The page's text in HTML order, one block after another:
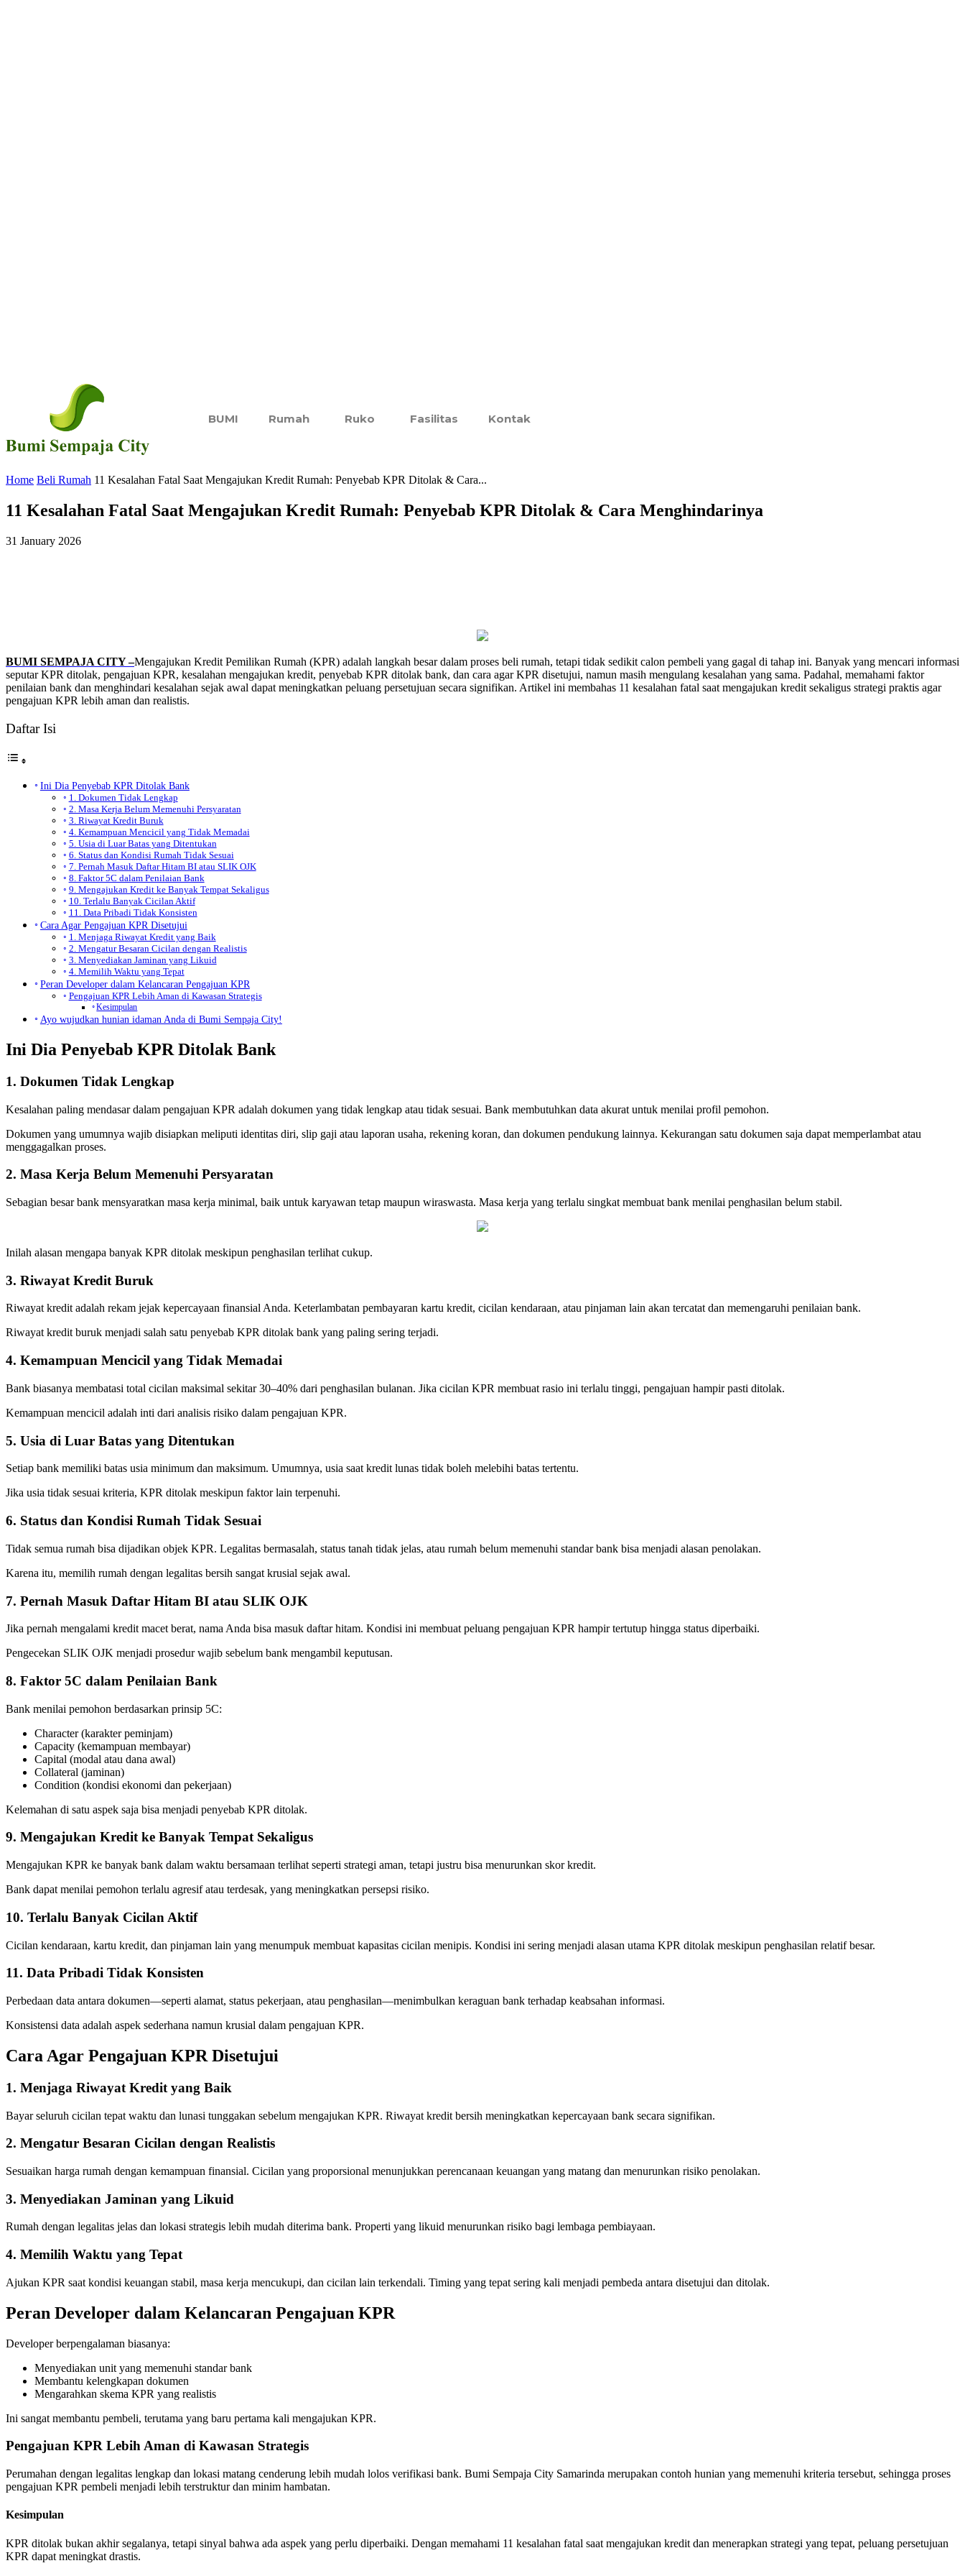
BUMI Rumah Ruko Fasilitas Kontak
Home Beli Rumah 11 Kesalahan Fatal Saat Mengajukan Kredit Rumah: Penyebab KPR Ditolak & Cara...
11 Kesalahan Fatal Saat Mengajukan Kredit Rumah: Penyebab KPR Ditolak & Cara Menghindarinya
31 January 2026
BUMI SEMPAJA CITY –Mengajukan Kredit Pemilikan Rumah (KPR) adalah langkah besar dalam proses beli rumah, tetapi tidak sedikit calon pembeli yang gagal di tahap ini. Banyak yang mencari informasi
seputar KPR ditolak, pengajuan KPR, kesalahan mengajukan kredit, penyebab KPR ditolak bank, dan cara agar KPR disetujui, namun masih mengulang kesalahan yang sama. Padahal, memahami faktor
penilaian bank dan menghindari kesalahan sejak awal dapat meningkatkan peluang persetujuan secara signifikan. Artikel ini membahas 11 kesalahan fatal saat mengajukan kredit sekaligus strategi praktis agar
pengajuan KPR lebih aman dan realistis.
Daftar Isi
Ini Dia Penyebab KPR Ditolak Bank
1. Dokumen Tidak Lengkap
2. Masa Kerja Belum Memenuhi Persyaratan
3. Riwayat Kredit Buruk
4. Kemampuan Mencicil yang Tidak Memadai
5. Usia di Luar Batas yang Ditentukan
6. Status dan Kondisi Rumah Tidak Sesuai
7. Pernah Masuk Daftar Hitam BI atau SLIK OJK
8. Faktor 5C dalam Penilaian Bank
9. Mengajukan Kredit ke Banyak Tempat Sekaligus
10. Terlalu Banyak Cicilan Aktif
11. Data Pribadi Tidak Konsisten
Cara Agar Pengajuan KPR Disetujui
1. Menjaga Riwayat Kredit yang Baik
2. Mengatur Besaran Cicilan dengan Realistis
3. Menyediakan Jaminan yang Likuid
4. Memilih Waktu yang Tepat
Peran Developer dalam Kelancaran Pengajuan KPR
Pengajuan KPR Lebih Aman di Kawasan Strategis
Kesimpulan
Ayo wujudkan hunian idaman Anda di Bumi Sempaja City!
Ini Dia Penyebab KPR Ditolak Bank
1. Dokumen Tidak Lengkap
Kesalahan paling mendasar dalam pengajuan KPR adalah dokumen yang tidak lengkap atau tidak sesuai. Bank membutuhkan data akurat untuk menilai profil pemohon.
Dokumen yang umumnya wajib disiapkan meliputi identitas diri, slip gaji atau laporan usaha, rekening koran, dan dokumen pendukung lainnya. Kekurangan satu dokumen saja dapat memperlambat atau
menggagalkan proses.
2. Masa Kerja Belum Memenuhi Persyaratan
Sebagian besar bank mensyaratkan masa kerja minimal, baik untuk karyawan tetap maupun wiraswasta. Masa kerja yang terlalu singkat membuat bank menilai penghasilan belum stabil.
Inilah alasan mengapa banyak KPR ditolak meskipun penghasilan terlihat cukup.
3. Riwayat Kredit Buruk
Riwayat kredit adalah rekam jejak kepercayaan finansial Anda. Keterlambatan pembayaran kartu kredit, cicilan kendaraan, atau pinjaman lain akan tercatat dan memengaruhi penilaian bank.
Riwayat kredit buruk menjadi salah satu penyebab KPR ditolak bank yang paling sering terjadi.
4. Kemampuan Mencicil yang Tidak Memadai
Bank biasanya membatasi total cicilan maksimal sekitar 30–40% dari penghasilan bulanan. Jika cicilan KPR membuat rasio ini terlalu tinggi, pengajuan hampir pasti ditolak.
Kemampuan mencicil adalah inti dari analisis risiko dalam pengajuan KPR.
5. Usia di Luar Batas yang Ditentukan
Setiap bank memiliki batas usia minimum dan maksimum. Umumnya, usia saat kredit lunas tidak boleh melebihi batas tertentu.
Jika usia tidak sesuai kriteria, KPR ditolak meskipun faktor lain terpenuhi.
6. Status dan Kondisi Rumah Tidak Sesuai
Tidak semua rumah bisa dijadikan objek KPR. Legalitas bermasalah, status tanah tidak jelas, atau rumah belum memenuhi standar bank bisa menjadi alasan penolakan.
Karena itu, memilih rumah dengan legalitas bersih sangat krusial sejak awal.
7. Pernah Masuk Daftar Hitam BI atau SLIK OJK
Jika pernah mengalami kredit macet berat, nama Anda bisa masuk daftar hitam. Kondisi ini membuat peluang pengajuan KPR hampir tertutup hingga status diperbaiki.
Pengecekan SLIK OJK menjadi prosedur wajib sebelum bank mengambil keputusan.
8. Faktor 5C dalam Penilaian Bank
Bank menilai pemohon berdasarkan prinsip 5C:
Character (karakter peminjam)
Capacity (kemampuan membayar)
Capital (modal atau dana awal)
Collateral (jaminan)
Condition (kondisi ekonomi dan pekerjaan)
Kelemahan di satu aspek saja bisa menjadi penyebab KPR ditolak.
9. Mengajukan Kredit ke Banyak Tempat Sekaligus
Mengajukan KPR ke banyak bank dalam waktu bersamaan terlihat seperti strategi aman, tetapi justru bisa menurunkan skor kredit.
Bank dapat menilai pemohon terlalu agresif atau terdesak, yang meningkatkan persepsi risiko.
10. Terlalu Banyak Cicilan Aktif
Cicilan kendaraan, kartu kredit, dan pinjaman lain yang menumpuk membuat kapasitas cicilan menipis. Kondisi ini sering menjadi alasan utama KPR ditolak meskipun penghasilan relatif besar.
11. Data Pribadi Tidak Konsisten
Perbedaan data antara dokumen—seperti alamat, status pekerjaan, atau penghasilan—menimbulkan keraguan bank terhadap keabsahan informasi.
Konsistensi data adalah aspek sederhana namun krusial dalam pengajuan KPR.
Cara Agar Pengajuan KPR Disetujui
1. Menjaga Riwayat Kredit yang Baik
Bayar seluruh cicilan tepat waktu dan lunasi tunggakan sebelum mengajukan KPR. Riwayat kredit bersih meningkatkan kepercayaan bank secara signifikan.
2. Mengatur Besaran Cicilan dengan Realistis
Sesuaikan harga rumah dengan kemampuan finansial. Cicilan yang proporsional menunjukkan perencanaan keuangan yang matang dan menurunkan risiko penolakan.
3. Menyediakan Jaminan yang Likuid
Rumah dengan legalitas jelas dan lokasi strategis lebih mudah diterima bank. Properti yang likuid menurunkan risiko bagi lembaga pembiayaan.
4. Memilih Waktu yang Tepat
Ajukan KPR saat kondisi keuangan stabil, masa kerja mencukupi, dan cicilan lain terkendali. Timing yang tepat sering kali menjadi pembeda antara disetujui dan ditolak.
Peran Developer dalam Kelancaran Pengajuan KPR
Developer berpengalaman biasanya:
Menyediakan unit yang memenuhi standar bank
Membantu kelengkapan dokumen
Mengarahkan skema KPR yang realistis
Ini sangat membantu pembeli, terutama yang baru pertama kali mengajukan KPR.
Pengajuan KPR Lebih Aman di Kawasan Strategis
Perumahan dengan legalitas lengkap dan lokasi matang cenderung lebih mudah lolos verifikasi bank. Bumi Sempaja City Samarinda merupakan contoh hunian yang memenuhi kriteria tersebut, sehingga proses
pengajuan KPR pembeli menjadi lebih terstruktur dan minim hambatan.
Kesimpulan
KPR ditolak bukan akhir segalanya, tetapi sinyal bahwa ada aspek yang perlu diperbaiki. Dengan memahami 11 kesalahan fatal saat mengajukan kredit dan menerapkan strategi yang tepat, peluang persetujuan
KPR dapat meningkat drastis.